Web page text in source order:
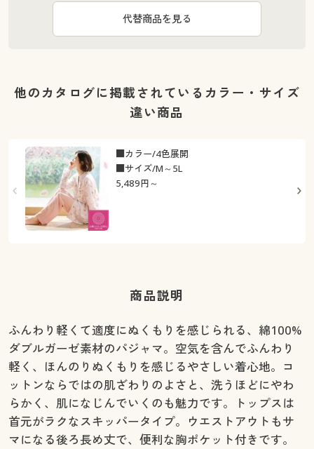
代替商品を見る
他のカタログに掲載されているカラー・サイズ
違い商品
5,489円～
■カラー/4色展開
■サイズ/M～5L
商品説明
ふんわり軽くて適度にぬくもりを感じられる、綿100%
ダブルガーゼ素材のパジャマ。空気を含んでふんわり
軽く、ほんのりぬくもりを感じるやさしい着心地。コ
ットンならではの肌ざわりのよさと、洗うほどにやわ
らかく、肌になじんでいくのも魅力です。トップスは
首元がラクなスキッパータイプ。ウエストアウトもサ
マになる後ろ長め丈で、便利な胸ポケット付きです。